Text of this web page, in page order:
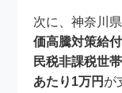
次に、神奈川県
価高騰対策給付
民税非課税世帯
あたり1万円 が